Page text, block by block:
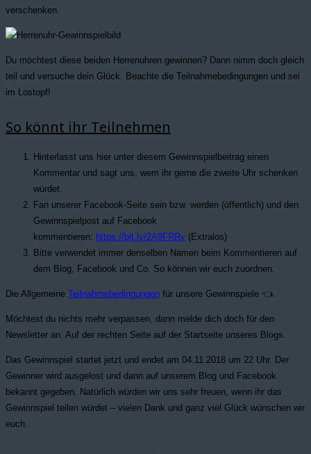
verschenken.
Du möchtest diese beiden Herrenuhren gewinnen? Dann nimm doch gleich
teil und versuche dein Glück. Beachte die Teilnahmebedingungen und sei
im Lostopf!
So könnt ihr Teilnehmen
Hinterlasst uns hier unter diesem Gewinnspielbeitrag einen
Kommentar und sagt uns, wem ihr gerne die zweite Uhr schenken
würdet.
Fan unserer Facebook-Seite sein bzw. werden (öffentlich) und den
Gewinnspielpost auf Facebook
kommentieren: https://bit.ly/2A9FRRv (Extralos)
Bitte verwendet immer denselben Namen beim Kommentieren auf
dem Blog, Facebook und Co. So können wir euch zuordnen.
Die Allgemeine Teilnahmebedingungen für unsere Gewinnspiele 👈.
Möchtest du nichts mehr verpassen, dann melde dich doch für den
Newsletter an. Auf der rechten Seite auf der Startseite unseres Blogs.
Das Gewinnspiel startet jetzt und endet am 04.11.2018 um 22 Uhr. Der
Gewinner wird ausgelost und dann auf unserem Blog und Facebook
bekannt gegeben. Natürlich würden wir uns sehr freuen, wenn ihr das
Gewinnspiel teilen würdet – vielen Dank und ganz viel Glück wünschen wir
euch.